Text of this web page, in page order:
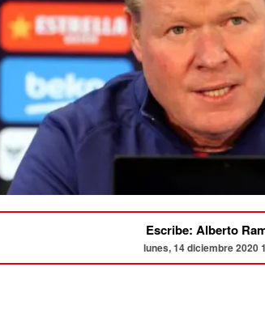
Escribe: Alberto
lunes, 14 diciembre 2020